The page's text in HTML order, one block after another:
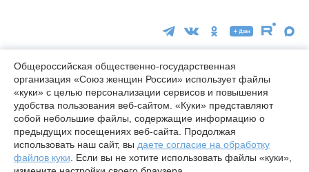
16+
© wuor.ru Использование материалов сайта разрешается только
при указании ссылки на источник
Правовая информация
Карта сайта
Общероссийская общественно-государственная
организация «Союз женщин России» использует файлы
«куки» с целью персонализации сервисов и повышения
удобства пользования веб-сайтом. «Куки» представляют
собой небольшие файлы, содержащие информацию о
предыдущих посещениях веб-сайта. Продолжая
использовать наш сайт, вы даете согласие на обработку
файлов куки . Если вы не хотите использовать файлы «куки»,